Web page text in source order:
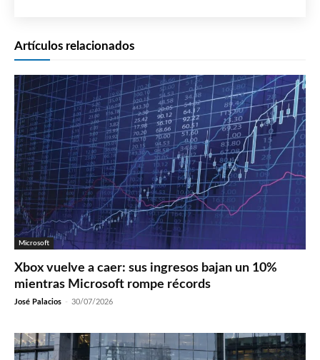
Artículos relacionados
Microsoft
Xbox vuelve a caer: sus ingresos bajan un 10%
mientras Microsoft rompe récords
José Palacios - 30/07/2026